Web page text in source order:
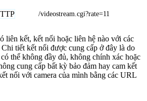
/videostream.cgi?rate=11
liên kết, kết nối hoặc liên hệ nào với các
Chi tiết kết nối được cung cấp ở đây là do
thể không đầy đủ, không chính xác hoặc
cung cấp bất kỳ bảo đảm hay cam kết
nối với camera của mình bằng các URL